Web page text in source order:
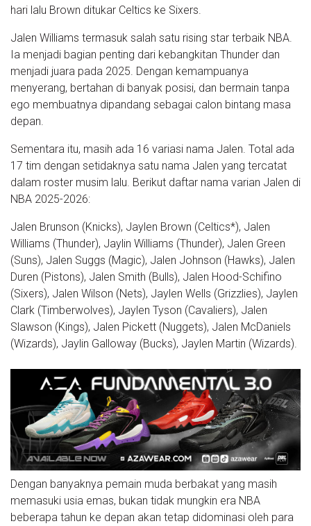
hari lalu Brown ditukar Celtics ke Sixers.
Jalen Williams termasuk salah satu rising star terbaik NBA.
Ia menjadi bagian penting dari kebangkitan Thunder dan
menjadi juara pada 2025. Dengan kemampuanya
menyerang, bertahan di banyak posisi, dan bermain tanpa
ego membuatnya dipandang sebagai calon bintang masa
depan.
Sementara itu, masih ada 16 variasi nama Jalen. Total ada
17 tim dengan setidaknya satu nama Jalen yang tercatat
dalam roster musim lalu. Berikut daftar nama varian Jalen di
NBA 2025-2026:
Jalen Brunson (Knicks), Jaylen Brown (Celtics*), Jalen
Williams (Thunder), Jaylin Williams (Thunder), Jalen Green
(Suns), Jalen Suggs (Magic), Jalen Johnson (Hawks), Jalen
Duren (Pistons), Jalen Smith (Bulls), Jalen Hood-Schifino
(Sixers), Jalen Wilson (Nets), Jaylen Wells (Grizzlies), Jaylen
Clark (Timberwolves), Jaylen Tyson (Cavaliers), Jalen
Slawson (Kings), Jalen Pickett (Nuggets), Jalen McDaniels
(Wizards), Jaylin Galloway (Bucks), Jaylen Martin (Wizards).
Dengan banyaknya pemain muda berbakat yang masih
memasuki usia emas, bukan tidak mungkin era NBA
beberapa tahun ke depan akan tetap didominasi oleh para